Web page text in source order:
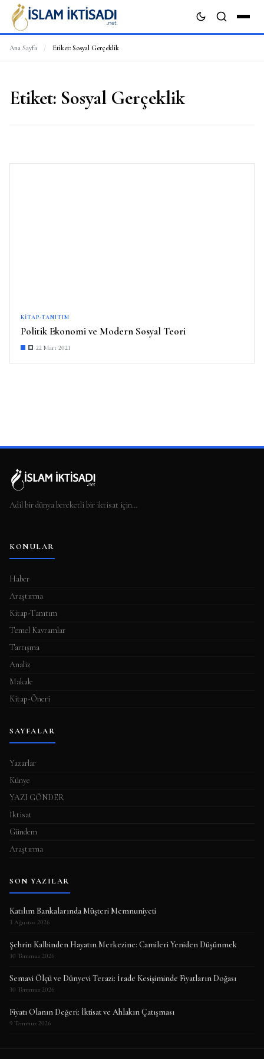
Ana Sayfa / Etiket: Sosyal Gerçeklik
Etiket: Sosyal Gerçeklik
KITAP-TANITIM
Politik Ekonomi ve Modern Sosyal Teori
22 Mart 2021
Adil bir dünya bereketli bir iktisat için…
KONULAR
Haber
Araştırma
Kitap-Tanıtım
Temel Kavramlar
Tartışma
Analiz
Makale
Kitap-Öneri
SAYFALAR
Yazarlar
Künye
YAZI GÖNDER
İktisat
Gündem
Araştırma
SON YAZILAR
Katılım Bankalarında Müşteri Memnuniyeti
3 Ağustos 2026
Şehrin Kalbinden Hayatın Merkezine: Camileri Yeniden Düşünmek
30 Temmuz 2026
Semavi Ölçü ve Dünyevi Terazi: İrade Kesişiminde Fiyatların Doğası
30 Temmuz 2026
Fiyatı Olanın Değeri: İktisat ve Ahlakın Çatışması
9 Temmuz 2026